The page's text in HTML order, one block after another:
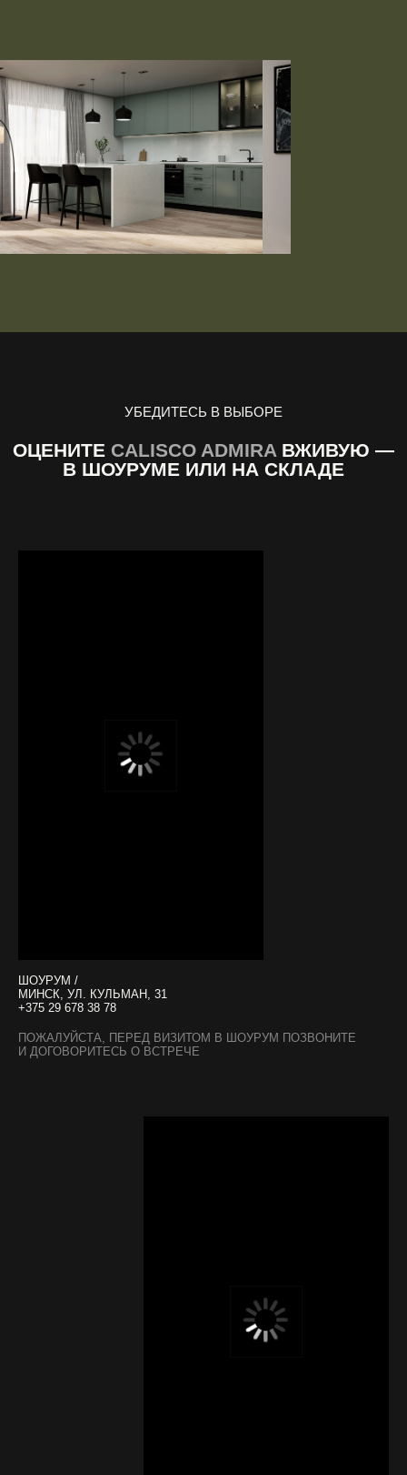
ОЦЕНИТЕ CALISCO ADMIRA ВЖИВУЮ —
В ШОУРУМЕ ИЛИ НА СКЛАДЕ
УБЕДИТЕСЬ В ВЫБОРЕ
ШОУРУМ /
МИНСК, УЛ. КУЛЬМАН, 31
+375 29 678 38 78
ПОЖАЛУЙСТА, ПЕРЕД ВИЗИТОМ В ШОУРУМ ПОЗВОНИТЕ
И ДОГОВОРИТЕСЬ О ВСТРЕЧЕ